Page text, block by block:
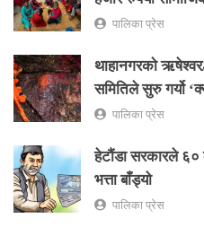
पालिका प्रेस
थाहानगरकाे
समितिले सुरु गर्यो
पालिका प्रेस
हेटौंडा सरकारले ६०
भत्ता बाँड्यो
पालिका प्रेस